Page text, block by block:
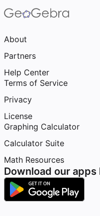
About
Partners
Help Center
Terms of Service
Privacy
License
Graphing Calculator
Calculator Suite
Math Resources
Download our apps